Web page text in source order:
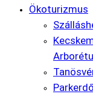
Ökoturizmus